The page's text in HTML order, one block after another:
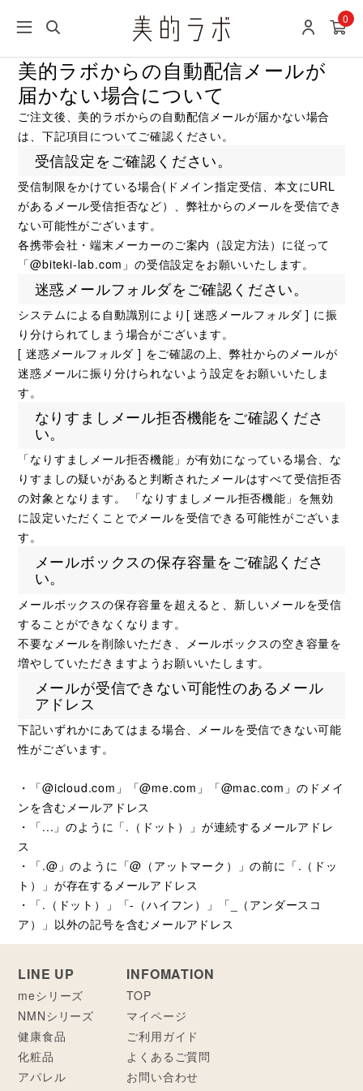
0
美的ラボからの自動配信メールが
届かない場合について
ご注文後、美的ラボからの自動配信メールが届かない場合
は、下記項目についてご確認ください。
受信設定をご確認ください。
受信制限をかけている場合(ドメイン指定受信、本文にURL
があるメール受信拒否など）、弊社からのメールを受信でき
ない可能性がございます。
各携帯会社・端末メーカーのご案内（設定方法）に従って
「@biteki-lab.com」の受信設定をお願いいたします。
迷惑メールフォルダをご確認ください。
システムによる自動識別により[ 迷惑メールフォルダ ] に振
り分けられてしまう場合がございます。
[ 迷惑メールフォルダ ] をご確認の上、弊社からのメールが
迷惑メールに振り分けられないよう設定をお願いいたしま
す。
なりすましメール拒否機能をご確認くださ
い。
「なりすましメール拒否機能」が有効になっている場合、な
りすましの疑いがあると判断されたメールはすべて受信拒否
の対象となります。 「なりすましメール拒否機能」を無効
に設定いただくことでメールを受信できる可能性がございま
す。
メールボックスの保存容量をご確認くださ
い。
メールボックスの保存容量を超えると、新しいメールを受信
することができなくなります。
不要なメールを削除いただき、メールボックスの空き容量を
増やしていただきますようお願いいたします。
メールが受信できない可能性のあるメール
アドレス
下記いずれかにあてはまる場合、メールを受信できない可能
性がございます。
・「@icloud.com」「@me.com」「@mac.com」のドメイ
ンを含むメールアドレス
・「...」のように「.（ドット）」が連続するメールアドレ
ス
・「.@」のように「@（アットマーク）」の前に「.（ドッ
ト）」が存在するメールアドレス
・「.（ドット）」「-（ハイフン）」「_（アンダースコ
ア）」以外の記号を含むメールアドレス
LINE UP
meシリーズ
NMNシリーズ
健康食品
化粧品
アパレル
INFOMATION
TOP
マイページ
ご利用ガイド
よくあるご質問
お問い合わせ